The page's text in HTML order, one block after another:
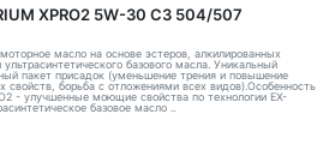
XPRO2 5W-30 C3 504/507
масло на основе эстеров, алкилированных
ультрасинтетического базового масла. Уникальный
пакет присадок (уменьшение трения и повышение
свойств, борьба с отложениями всех видов).Особенность
- улучшенные моющие свойства по технологии EX-
базовое масло ..